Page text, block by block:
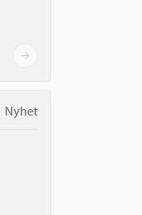
Nyhet